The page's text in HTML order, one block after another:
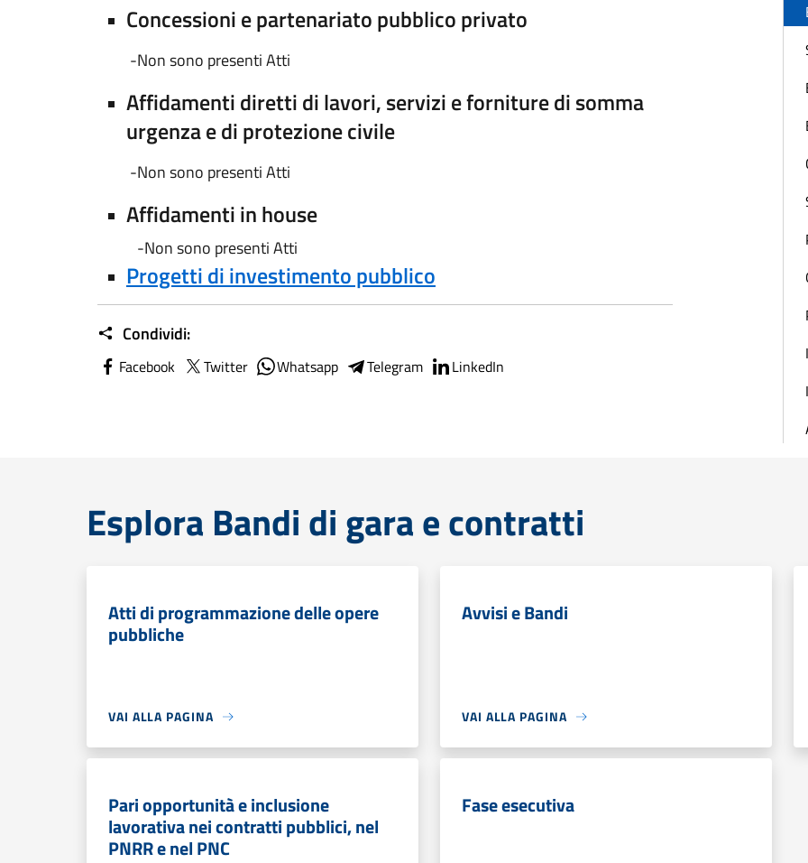
Concessioni e partenariato pubblico privato
-Non sono presenti Atti
Affidamenti diretti di lavori, servizi e forniture di somma
urgenza e di protezione civile
-Non sono presenti Atti
Affidamenti in house
-Non sono presenti Atti
Progetti di investimento pubblico
Condividi:
Facebook Twitter Whatsapp Telegram LinkedIn
Esplora Bandi di gara e contratti
Atti di programmazione delle opere
pubbliche
VAI ALLA PAGINA
Avvisi e Bandi
VAI ALLA PAGINA
Pari opportunità e inclusione
lavorativa nei contratti pubblici, nel
PNRR e nel PNC
Fase esecutiva